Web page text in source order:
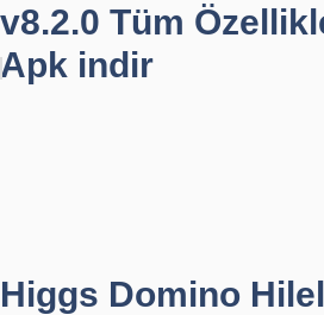
v8.2.0 Tüm
Apk indir
Higgs Domino